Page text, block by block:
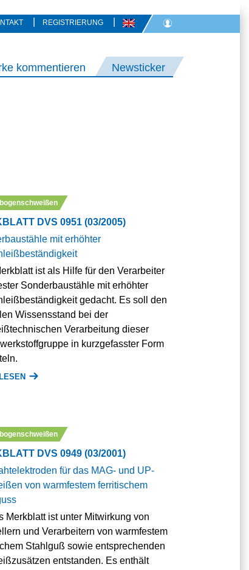
REGISTRIERUNG
kommentieren Newsticker
DVS 0951 (03/2005)
mit erhöhter
ist als Hilfe für den Verarbeiter
Sonderbaustähle mit erhöhter
gedacht. Es soll den
Wissensstand bei der
Verarbeitung dieser
in kurzgefasster Form
DVS 0949 (03/2001)
für das MAG- und UP-
von warmfestem ferritischem
Merkblatt ist unter Mitwirkung von
und Verarbeitern von warmfestem
Stahlguß sowie entsprechenden
entstanden. Es enthält